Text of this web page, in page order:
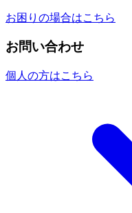
お困りの場合はこちら
お問い合わせ
個人の方はこちら